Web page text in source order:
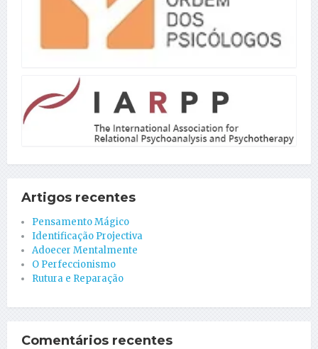
Artigos recentes
Pensamento Mágico
Identificação Projectiva
Adoecer Mentalmente
O Perfeccionismo
Rutura e Reparação
Comentários recentes